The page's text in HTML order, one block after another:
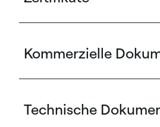
Kommerzielle
Technische